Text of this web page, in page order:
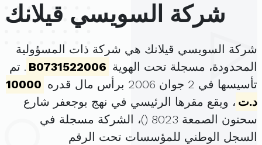
شركة السويسي قيلانك
شركة السويسي قيلانك هي شركة ذات المسؤولية
المحدودة، مسجلة تحت الهوية B0731522006 . تم
تأسيسها في 2 جوان 2006 برأس مال قدره
10000
د.ت ، ويقع مقرها الرئيسي في نهج بوجعفر شارع
سحنون الصمعة 8023 (
)، الشركة مسجلة في
السجل الوطني للمؤسسات تحت الرقم